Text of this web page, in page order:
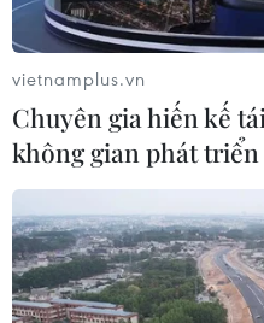
ngân hàng và phòng,
Cà Mau gỡ “điểm
05/08/2026 01:18
vietnamplus.vn
Chuyên gia hiến kế
không gian phát triển